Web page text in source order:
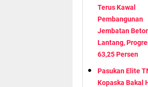
Terus Kawal
Pembangunan
Jembatan
Lantang,
63,25 Persen
Pasukan Elite
Kopaska Bakal